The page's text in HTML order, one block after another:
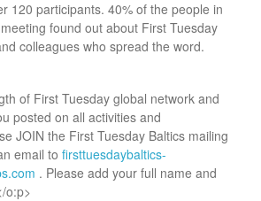
120 participants. 40% of the people in
found out about First Tuesday
colleagues who spread the word.
of First Tuesday global network and
posted on all activities and
JOIN the First Tuesday Baltics mailing
email to firsttuesdaybaltics-
. Please add your full name and
o:p>